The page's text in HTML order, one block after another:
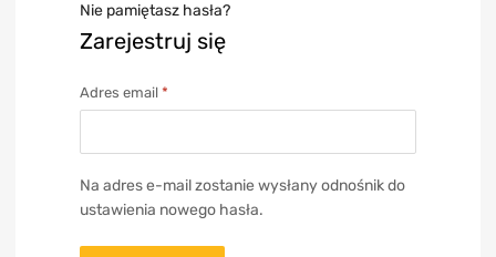
Nie pamiętasz hasła?
Zarejestruj się
Adres email *
Na adres e-mail zostanie wysłany odnośnik do
ustawienia nowego hasła.